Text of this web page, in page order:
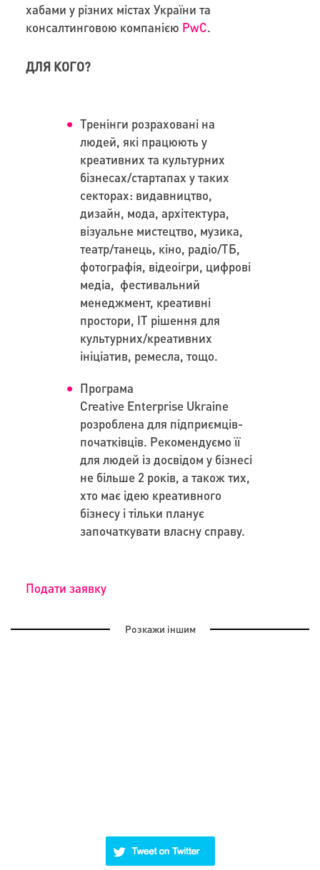
хабами у різних містах України та
консалтинговою компанією PwC.
ДЛЯ КОГО?
Тренінги розраховані на
людей, які працюють у
креативних та культурних
бізнесах/стартапах у таких
секторах: видавництво,
дизайн, мода, архітектура,
візуальне мистецтво, музика,
театр/танець, кіно, радіо/ТБ,
фотографія, відеоігри, цифрові
медіа, фестивальний
менеджмент, креативні
простори, ІТ рішення для
культурних/креативних
ініціатив, ремесла, тощо.
Програма
Сreative Enterprise Ukraine
розроблена для підприємців-
початківців. Рекомендуємо її
для людей із досвідом у бізнесі
не більше 2 років, а також тих,
хто має ідею креативного
бізнесу і тільки планує
започаткувати власну справу.
Подати заявку
Розкажи іншим